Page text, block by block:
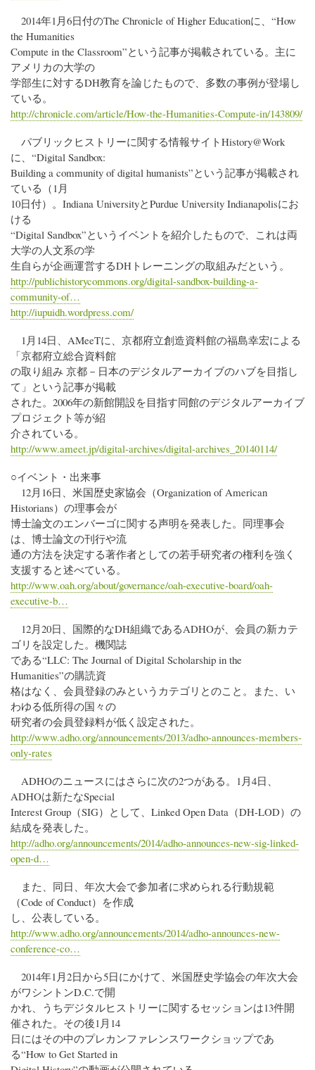
2014年1月6日付のThe Chronicle of Higher Educationに、“How
the Humanities
Compute in the Classroom”という記事が掲載されている。主に
アメリカの大学の
学部生に対するDH教育を論じたもので、多数の事例が登場し
ている。
http://chronicle.com/article/How-the-Humanities-Compute-in/143809/
パブリックヒストリーに関する情報サイトHistory@Work
に、“Digital Sandbox:
Building a community of digital humanists”という記事が掲載され
ている（1月
10日付）。Indiana UniversityとPurdue University Indianapolisにお
ける
“Digital Sandbox”というイベントを紹介したもので、これは両
大学の人文系の学
生自らが企画運営するDHトレーニングの取組みだという。
http://publichistorycommons.org/digital-sandbox-building-a-
community-of…
http://iupuidh.wordpress.com/
1月14日、AMeeTに、京都府立創造資料館の福島幸宏による
「京都府立総合資料館
の取り組み 京都－日本のデジタルアーカイブのハブを目指し
て」という記事が掲載
された。2006年の新館開設を目指す同館のデジタルアーカイブ
プロジェクト等が紹
介されている。
http://www.ameet.jp/digital-archives/digital-archives_20140114/
○イベント・出来事
12月16日、米国歴史家協会（Organization of American
Historians）の理事会が
博士論文のエンバーゴに関する声明を発表した。同理事会
は、博士論文の刊行や流
通の方法を決定する著作者としての若手研究者の権利を強く
支援すると述べている。
http://www.oah.org/about/governance/oah-executive-board/oah-
executive-b…
12月20日、国際的なDH組織であるADHOが、会員の新カテ
ゴリを設定した。機関誌
である“LLC: The Journal of Digital Scholarship in the
Humanities”の購読資
格はなく、会員登録のみというカテゴリとのこと。また、い
わゆる低所得の国々の
研究者の会員登録料が低く設定された。
http://www.adho.org/announcements/2013/adho-announces-members-
only-rates
ADHOのニュースにはさらに次の2つがある。1月4日、
ADHOは新たなSpecial
Interest Group（SIG）として、Linked Open Data（DH-LOD）の
結成を発表した。
http://adho.org/announcements/2014/adho-announces-new-sig-linked-
open-d…
また、同日、年次大会で参加者に求められる行動規範
（Code of Conduct）を作成
し、公表している。
http://www.adho.org/announcements/2014/adho-announces-new-
conference-co…
2014年1月2日から5日にかけて、米国歴史学協会の年次大会
がワシントンD.C.で開
かれ、うちデジタルヒストリーに関するセッションは13件開
催された。その後1月14
日にはその中のプレカンファレンスワークショップであ
る“How to Get Started in